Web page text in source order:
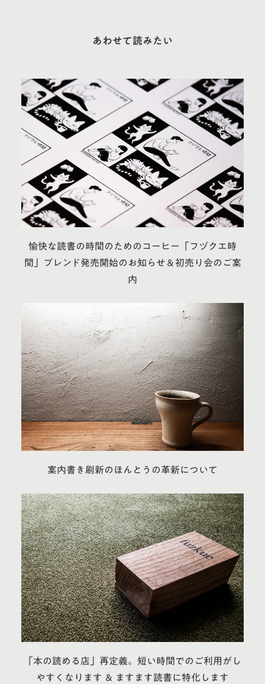
あわせて読みたい
愉快な読書の時間のためのコーヒー「フヅクエ時
間」ブレンド発売開始のお知らせ＆初売り会のご案
内
案内書き刷新のほんとうの革新について
「本の読める店」再定義。短い時間でのご利用がし
やすくなります ＆ ますます読書に特化します